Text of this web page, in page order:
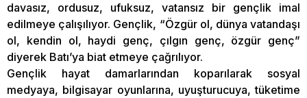
davasız, ordusuz, ufuksuz, vatansız bir gençlik imal
edilmeye çalışılıyor. Gençlik, “Özgür ol, dünya vatandaşı
ol, kendin ol, haydi genç, çılgın genç, özgür genç”
diyerek Batı’ya biat etmeye çağrılıyor.
Gençlik hayat damarlarından koparılarak sosyal
medyaya, bilgisayar oyunlarına, uyuşturucuya, tüketime